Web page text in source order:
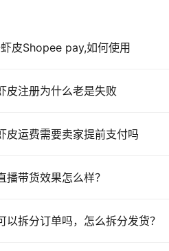
皮Shopee pay,如何使用
皮注册为什么老是失败
皮运费需要卖家提前支付吗
播带货效果怎么样？
以拆分订单吗，怎么拆分发货？